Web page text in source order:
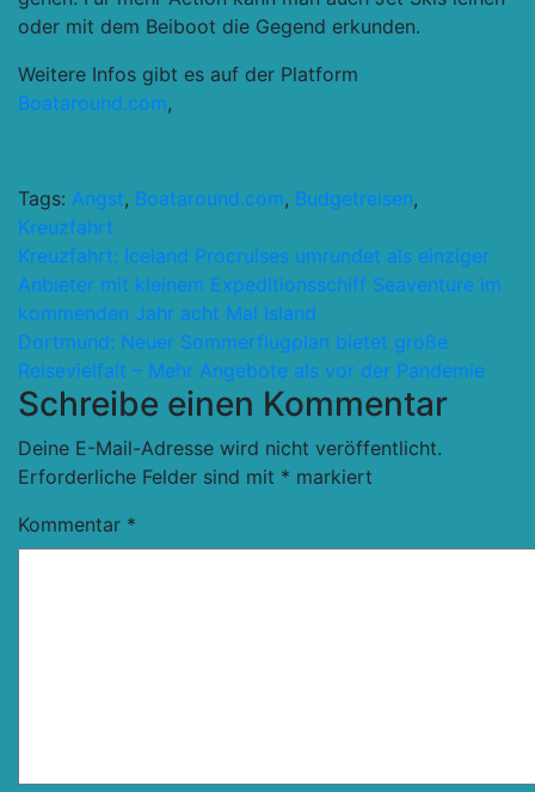
oder mit dem Beiboot die Gegend erkunden.
Weitere Infos gibt es auf der Platform
Boataround.com,
Tags: Angst, Boataround.com, Budgetreisen,
Kreuzfahrt
Beitragsnavigation
Kreuzfahrt: Iceland Procruises umrundet als einziger
Anbieter mit kleinem Expeditionsschiff Seaventure im
kommenden Jahr acht Mal Island
Dortmund: Neuer Sommerflugplan bietet große
Reisevielfalt – Mehr Angebote als vor der Pandemie
Schreibe einen Kommentar
Deine E-Mail-Adresse wird nicht veröffentlicht.
Erforderliche Felder sind mit * markiert
Kommentar *